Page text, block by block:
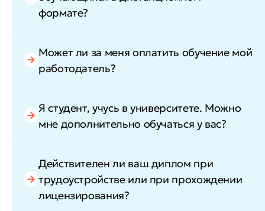
формате?
Может ли за меня оплатить обучение мой
работодатель?
Я студент, учусь в университете. Можно
мне дополнительно обучаться у вас?
Действителен ли ваш диплом при
трудоустройстве или при прохождении
лицензирования?